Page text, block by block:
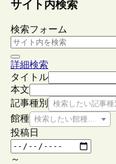
サイト内検索
検索フォーム
詳細検索
タイトル
本文
記事種別
検索したい記事
館種 検索したい館種を選択
投稿日
～